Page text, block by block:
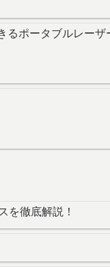
ポータブルレーザ
を徹底解説！